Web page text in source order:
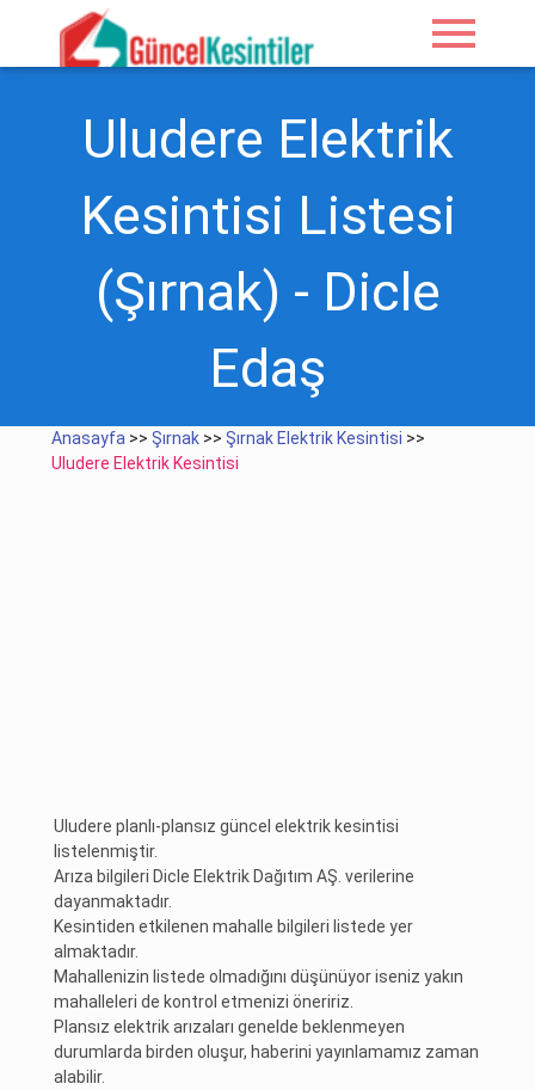
menu
Uludere Elektrik
Kesintisi Listesi
(Şırnak) - Dicle
Edaş
Anasayfa >>Şırnak >>Şırnak Elektrik Kesintisi >>
Uludere Elektrik Kesintisi
Uludere planlı-plansız güncel elektrik kesintisi
listelenmiştir.
Arıza bilgileri Dicle Elektrik Dağıtım AŞ. verilerine
dayanmaktadır.
Kesintiden etkilenen mahalle bilgileri listede yer
almaktadır.
Mahallenizin listede olmadığını düşünüyor iseniz yakın
mahalleleri de kontrol etmenizi öneririz.
Plansız elektrik arızaları genelde beklenmeyen
durumlarda birden oluşur, haberini yayınlamamız zaman
alabilir.